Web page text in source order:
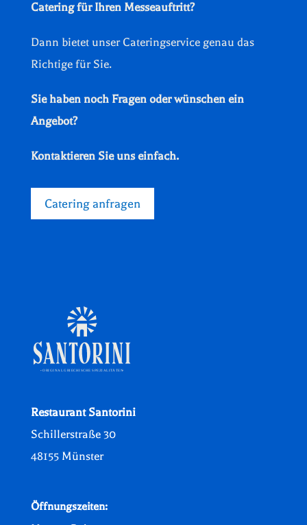
Catering für Ihren Messeauftritt?
Dann bietet unser Cateringservice genau das
Richtige für Sie.
Sie haben noch Fragen oder wünschen ein
Angebot?
Kontaktieren Sie uns einfach.
Catering anfragen
Restaurant Santorini
Schillerstraße 30
48155 Münster
Öffnungszeiten: